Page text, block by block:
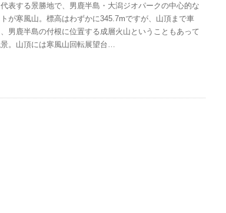
表する景勝地で、男鹿半島・大潟ジオパークの中心的な
が寒風山。標高はわずかに345.7mですが、山頂まで車
男鹿半島の付根に位置する成層火山ということもあって
。山頂には寒風山回転展望台…